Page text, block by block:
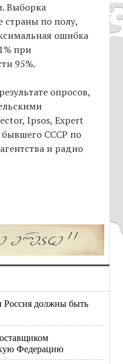
Выборка
страны по полу,
ошибка
при
95%.
опросов,
Ipsos, Expert
бывшего СССР по
и радио
Россия должны быть
Федерацию